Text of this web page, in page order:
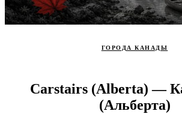
ГОРОДА КАНАДЫ
Carstairs (Alberta) —
(Альберта)